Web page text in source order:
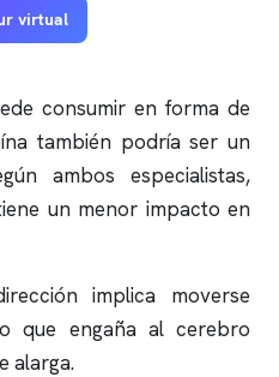
virtual
consumir en forma de
también podría ser un
ambos especialistas,
un menor impacto en
implica moverse
que engaña al cerebro
alarga.